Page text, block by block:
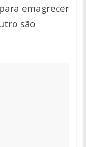
emagrecer
são